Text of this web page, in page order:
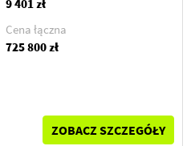
9 401 zł
Cena łączna
725 800 zł
ZOBACZ SZCZEGÓŁY